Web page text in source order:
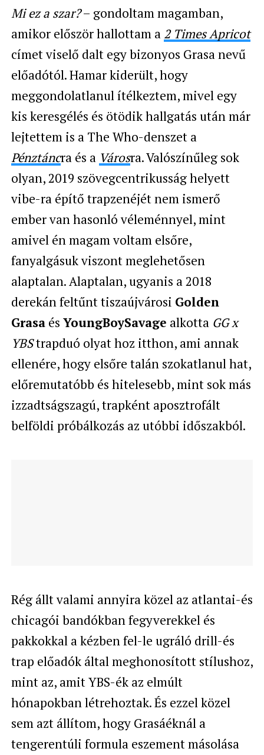
Mi ez a szar?– gondoltam magamban,
amikor először hallottam a 2 Times Apricot
címet viselő dalt egy bizonyos Grasa nevű
előadótól. Hamar kiderült, hogy
meggondolatlanul ítélkeztem, mivel egy
kis keresgélés és ötödik hallgatás után már
lejtettem is a The Who-denszet a
Pénztáncra és a Városra. Valószínűleg sok
olyan, 2019 szövegcentrikusság helyett
vibe-ra építő trapzenéjét nem ismerő
ember van hasonló véleménnyel, mint
amivel én magam voltam elsőre,
fanyalgásuk viszont meglehetősen
alaptalan. Alaptalan, ugyanis a 2018
derekán feltűnt tiszaújvárosi Golden
Grasaés YoungBoySavage alkotta GG x
YBStrapduó olyat hoz itthon, ami annak
ellenére, hogy elsőre talán szokatlanul hat,
előremutatóbb és hitelesebb, mint sok más
izzadtságszagú, trapként aposztrofált
belföldi próbálkozás az utóbbi időszakból.
Rég állt valami annyira közel az atlantai-és
chicagói bandókban fegyverekkel és
pakkokkal a kézben fel-le ugráló drill-és
trap előadók által meghonosított stílushoz,
mint az, amit YBS-ék az elmúlt
hónapokban létrehoztak. És ezzel közel
sem azt állítom, hogy Grasáéknál a
tengerentúli formula eszement másolása